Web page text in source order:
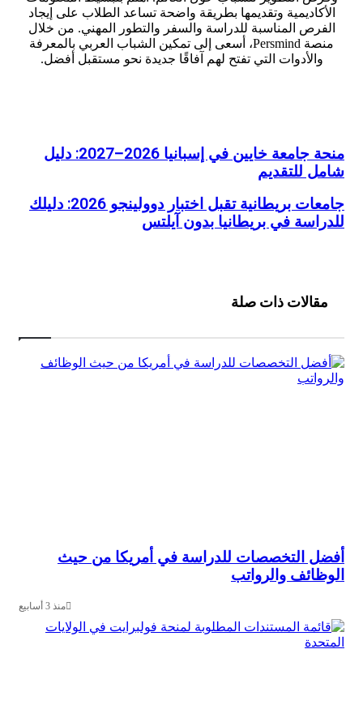
وتقديمها بطريقة واضحة تساعد الطلاب على إيجاد
المناسبة للدراسة والسفر والتطور المهني. من خلال
منصة Persmind، أسعى إلى تمكين الشباب العربي بالمعرفة
التي تفتح لهم آفاقًا جديدة نحو مستقبل أفضل.
منحة جامعة خايين في إسبانيا 2026–2027: دليل
للتقديم
جامعات بريطانية تقبل اختبار دوولينجو 2026: دليلك
في بريطانيا بدون آيلتس
ذات صلة
التخصصات للدراسة في أمريكا من حيث
والرواتب